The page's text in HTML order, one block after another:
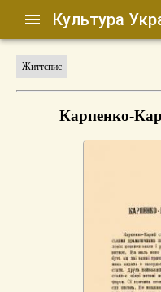
Культура
Життєпис
Карпенко-